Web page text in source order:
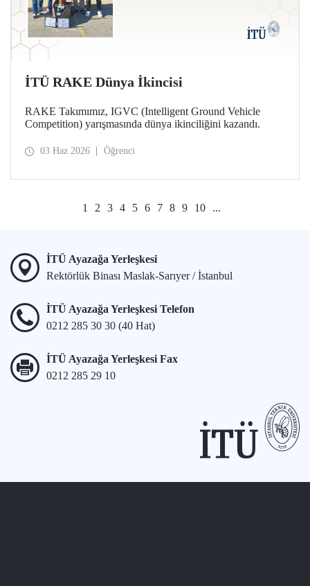
İTÜ RAKE Dünya İkincisi
RAKE Takımımız, IGVC (Intelligent Ground Vehicle
Competition) yarışmasında dünya ikinciliğini kazandı.
03 Haz 2026 Öğrenci
1 2 3 4 5 6 7 8 9 10 ...
İTÜ Ayazağa Yerleşkesi
Rektörlük Binası Maslak-Sarıyer / İstanbul
İTÜ Ayazağa Yerleşkesi Telefon
0212 285 30 30 (40 Hat)
İTÜ Ayazağa Yerleşkesi Fax
0212 285 29 10